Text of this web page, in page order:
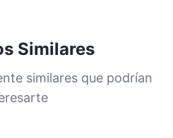
Similares
similares que podrían